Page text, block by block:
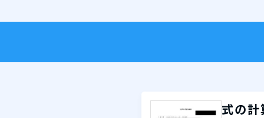
式の計